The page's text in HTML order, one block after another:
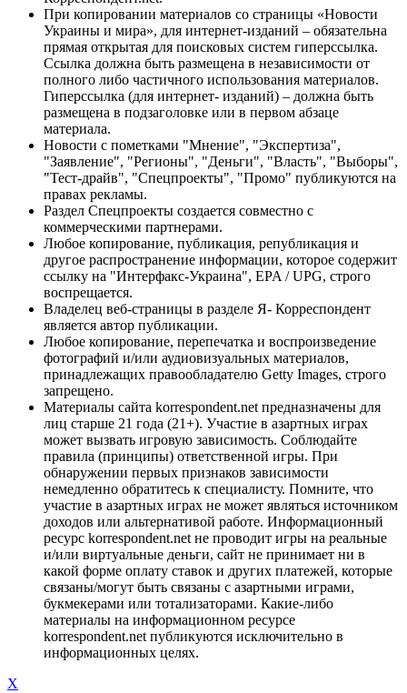
При копировании материалов со страницы «Новости
Украины и мира», для интернет-изданий – обязательна
прямая открытая для поисковых систем гиперссылка.
Ссылка должна быть размещена в независимости от
полного либо частичного использования материалов.
Гиперссылка (для интернет- изданий) – должна быть
размещена в подзаголовке или в первом абзаце
материала.
Новости с пометками "Мнение", "Экспертиза",
"Заявление", "Регионы", "Деньги", "Власть", "Выборы",
"Тест-драйв", "Спецпроекты", "Промо" публикуются на
правах рекламы.
Раздел Спецпроекты создается совместно с
коммерческими партнерами.
Любое копирование, публикация, републикация и
другое распространение информации, которое содержит
ссылку на "Интерфакс-Украина", EPA / UPG, строго
воспрещается.
Владелец веб-страницы в разделе Я- Корреспондент
является автор публикации.
Любое копирование, перепечатка и воспроизведение
фотографий и/или аудиовизуальных материалов,
принадлежащих правообладателю Getty Images, строго
запрещено.
Материалы сайта korrespondent.net предназначены для
лиц старше 21 года (21+). Участие в азартных играх
может вызвать игровую зависимость. Соблюдайте
правила (принципы) ответственной игры. При
обнаружении первых признаков зависимости
немедленно обратитесь к специалисту. Помните, что
участие в азартных играх не может являться источником
доходов или альтернативой работе. Информационный
ресурс korrespondent.net не проводит игры на реальные
и/или виртуальные деньги, сайт не принимает ни в
какой форме оплату ставок и других платежей, которые
связаны/могут быть связаны с азартными играми,
букмекерами или тотализаторами. Какие-либо
материалы на информационном ресурсе
korrespondent.net публикуются исключительно в
информационных целях.
X